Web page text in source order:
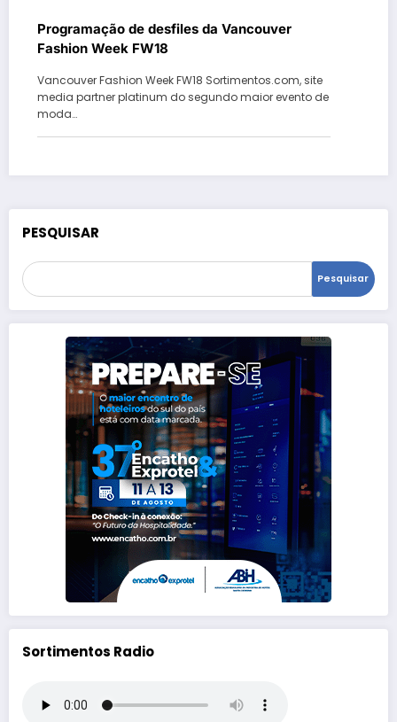
Programação de desfiles da Vancouver
Fashion Week FW18
Vancouver Fashion Week FW18 Sortimentos.com, site
media partner platinum do segundo maior evento de
moda…
PESQUISAR
Pesquisar
Sortimentos Radio